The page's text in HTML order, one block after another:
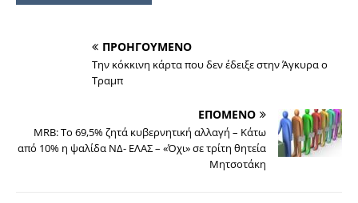
ΠΡΟΗΓΟΥΜΕΝΟ
Την κόκκινη κάρτα που δεν έδειξε στην Άγκυρα ο
Τραμπ
ΕΠΟΜΕΝΟ
MRB: Το 69,5% ζητά κυβερνητική αλλαγή – Κάτω
από 10% η ψαλίδα ΝΔ- ΕΛΑΣ – «Όχι» σε τρίτη θητεία
Μητσοτάκη